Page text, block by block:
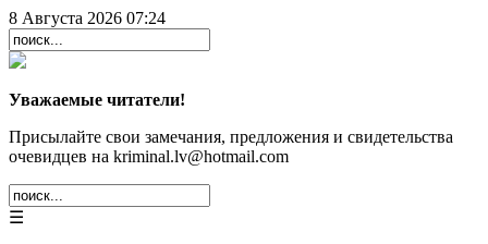
8 Августа 2026 07:24
Уважаемые читатели!
Присылайте свои замечания, предложения и свидетельства
очевидцев на kriminal.lv@hotmail.com
☰